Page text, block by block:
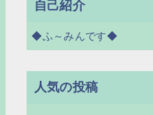
自己紹介
◆ふ～みんです◆
人気の投稿